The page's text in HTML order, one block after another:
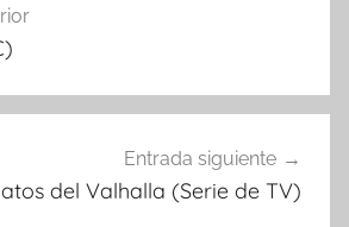
Entrada siguiente
del Valhalla (Serie de TV)